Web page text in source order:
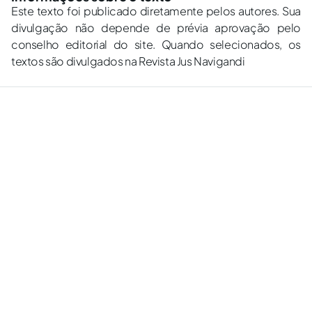
Este texto foi publicado diretamente pelos autores. Sua
divulgação não depende de prévia aprovação pelo
conselho editorial do site. Quando selecionados, os
textos são divulgados na Revista Jus Navigandi